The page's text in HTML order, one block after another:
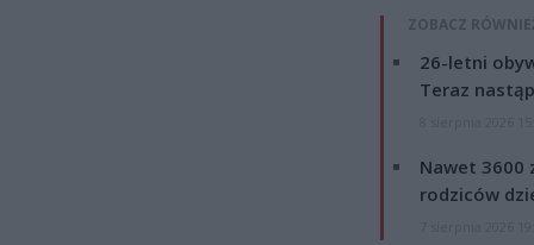
ZOBACZ
26-letni
Teraz
Nawet 3600
rodziców